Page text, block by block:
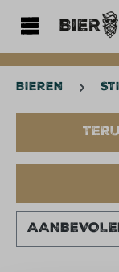
BIEREN